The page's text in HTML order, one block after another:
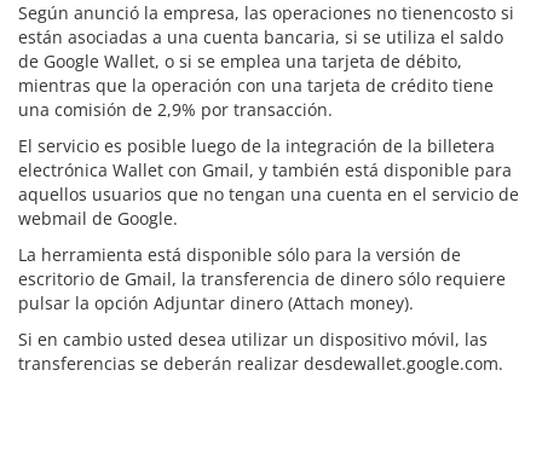
Según anunció la empresa, las operaciones no tienencosto si
están asociadas a una cuenta bancaria, si se utiliza el saldo
de Google Wallet, o si se emplea una tarjeta de débito,
mientras que la operación con una tarjeta de crédito tiene
una comisión de 2,9% por transacción.
El servicio es posible luego de la integración de la billetera
electrónica Wallet con Gmail, y también está disponible para
aquellos usuarios que no tengan una cuenta en el servicio de
webmail de Google.
La herramienta está disponible sólo para la versión de
escritorio de Gmail, la transferencia de dinero sólo requiere
pulsar la opción Adjuntar dinero (Attach money).
Si en cambio usted desea utilizar un dispositivo móvil, las
transferencias se deberán realizar desdewallet.google.com.